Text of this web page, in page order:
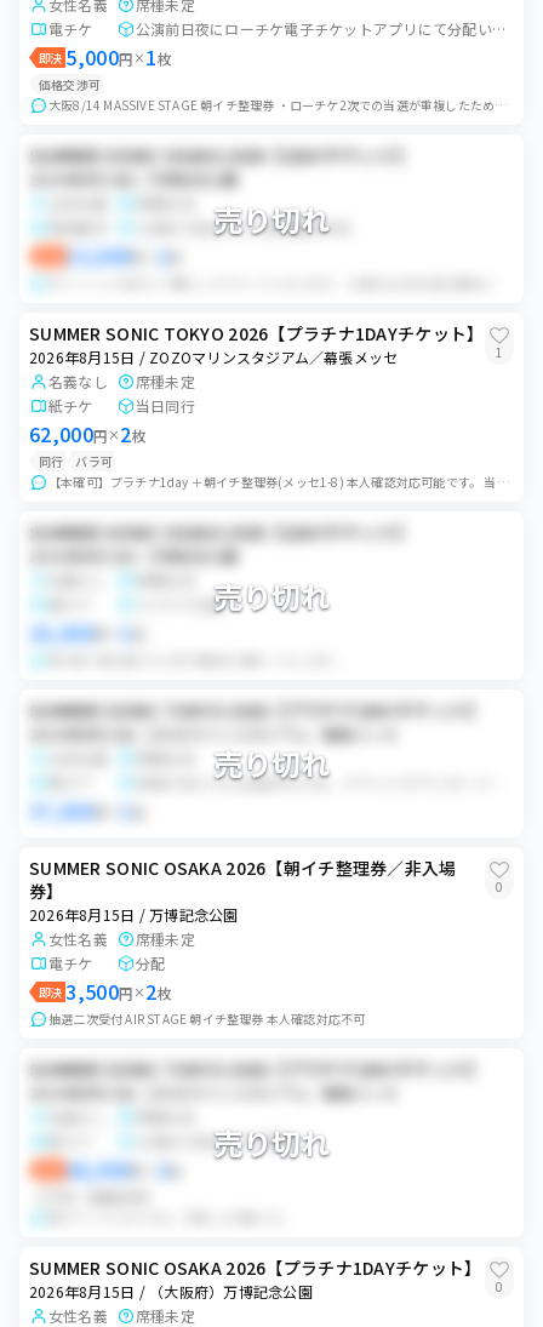
女性名義
席種未定
電チケ
公演前日夜にローチケ電子チケットアプリにて分配いたします
即決 5,000円 × 1枚
価格交渉可
大阪8/14 MASSIVE STAGE 朝イチ整理券 ・ローチケ2次での当選が重複したためお譲りします ・ローチケ電子チケットアプリでの分配受取が可能な方 ・...
売り切れ
SUMMER SONIC OSAKA 2026【1DAYチケット】
公演日7日前までに発券番号共有
15,000 1
SUMMER SONIC TOKYO 2026【プラチナ1DAYチケット】
2026年8月15日 / ZOZOマリンスタジアム／幕張メッセ 1
名義なし
席種未定
紙チケ
当日同行
62,000円 × 2枚
同行
バラ可
【本確可】プラチナ1day ＋朝イチ整理券(メッセ1-8) 本人確認対応可能です。 当日開場時刻前にお待ち合わせ可能な方のみご購入ください。 公演中止によるチ...
売り切れ
SUMMER SONIC OSAKA 2026【1DAYチケット】
スマチケ分配
18,000 1
売り切れ
SUMMER SONIC TOKYO 2026【プラチナ1DAYチケット】
2026年8月15日 / ZOZOマリンスタジアム／幕張メッセ
37,000 1
SUMMER SONIC OSAKA 2026【朝イチ整理券／非入場
券】
2026年8月15日 / 万博記念公園
0
女性名義
席種未定
電チケ
分配
即決 3,500円 × 2枚
抽選二次受付 AIR STAGE 朝イチ整理券 本人確認対応不可
売り切れ
SUMMER SONIC TOKYO 2026【プラチナ1DAYチケット】
2026年8月15日 / ZOZOマリンスタジアム／幕張メッセ
公演日7日前までに郵送
48,000 2
SUMMER SONIC OSAKA 2026【プラチナ1DAYチケット】
2026年8月15日 / （大阪府）万博記念公園 0
女性名義
席種未定